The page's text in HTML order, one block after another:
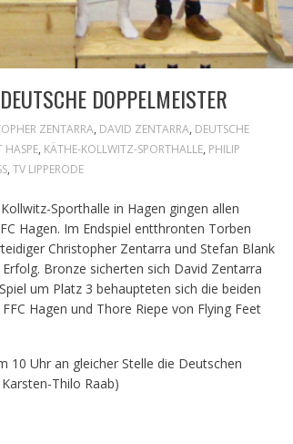
DOPPELMEISTER
ZENTARRA, DAVID ZENTARRA, DEUTSCHE
HASPE, KÄTHE-KOLLWITZ-SPORTHALLE, PHILIP
, TV LIPPERODE
Sporthalle in Hagen gingen allen
Hagen. Im Endspiel entthronten Torben
Christopher Zentarra und Stefan Blank
Bronze sicherten sich David Zentarra
um Platz 3 behaupteten sich die beiden
Hagen und Thore Riepe von Flying Feet
10 Uhr an gleicher Stelle die Deutschen
Thilo Raab)